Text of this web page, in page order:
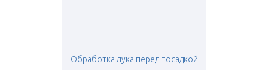
Обработка лука перед посадкой